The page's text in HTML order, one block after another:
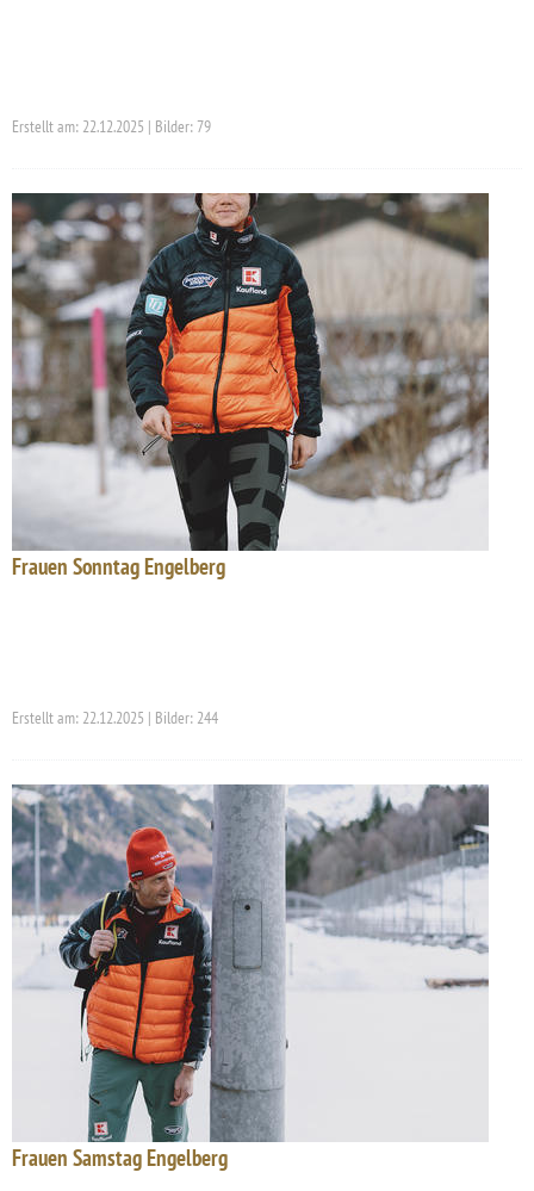
Erstellt am: 22.12.2025 | Bilder: 79
Frauen Sonntag Engelberg
Erstellt am: 22.12.2025 | Bilder: 244
Frauen Samstag Engelberg